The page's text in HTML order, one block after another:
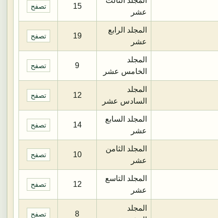
عشر
15 تصفح
المجلد الرابع
عشر
19 تصفح
المجلد
الخامس عشر
9 تصفح
المجلد
السادس عشر
12 تصفح
المجلد السابع
عشر
14 تصفح
المجلد الثامن
عشر
10 تصفح
المجلد التاسع
عشر
12 تصفح
المجلد
8 تصفح